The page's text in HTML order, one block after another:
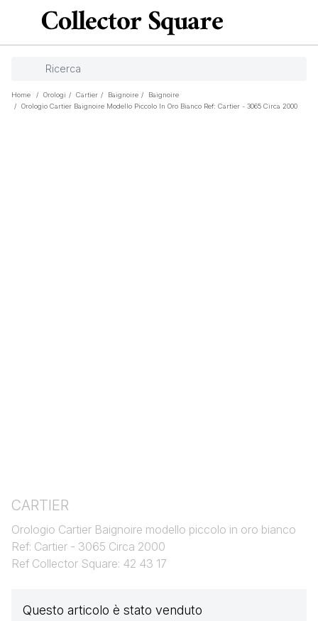
Home / Orologi / Cartier / Baignoire /
Baignoire
/
Orologio Cartier Baignoire Modello Piccolo In Oro Bianco Ref: Cartier - 3065 Circa 2000
CARTIER
Orologio Cartier Baignoire modello piccolo in oro bianco
Ref: Cartier - 3065 Circa 2000
Ref Collector Square: 42 43 17
Questo articolo è stato venduto